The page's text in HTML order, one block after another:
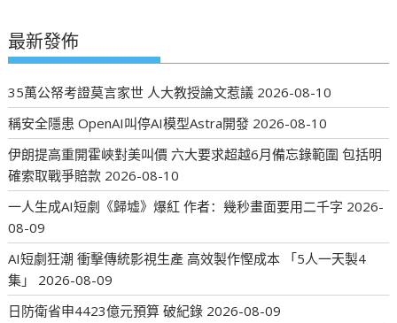
最新發佈
35萬公帑考證莫言家世 人大教授論文惹議 2026-08-10
稱安全隱患 OpenAI叫停AI模型Astra開發 2026-08-10
伊朗提高重開霍峽對美叫價 六大要求超越6月備忘錄範圍 包括明
確索取戰爭賠款 2026-08-10
一人生成AI短劇《歸墟》爆紅 作者：幾秒畫面要用二千字 2026-
08-09
AI短劇狂潮 衝擊傳統影視生產 高效製作慳成本 「5人一天製4
集」
2026-08-09
日防衛省申4423億元預算 破紀錄 2026-08-09